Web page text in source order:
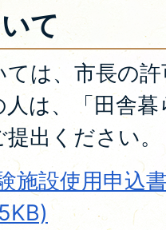
て
は、市長の
人は、「田舎
出ください。
施設使用申込